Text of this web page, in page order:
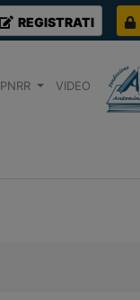
REGISTRATI
PNRR VIDEO